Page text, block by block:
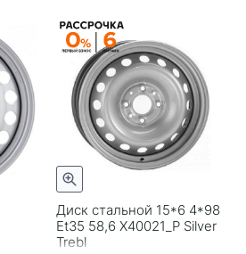
Диск стальной 15*6 4*98
Et35 58,6 X40021_P Silver
Trebl